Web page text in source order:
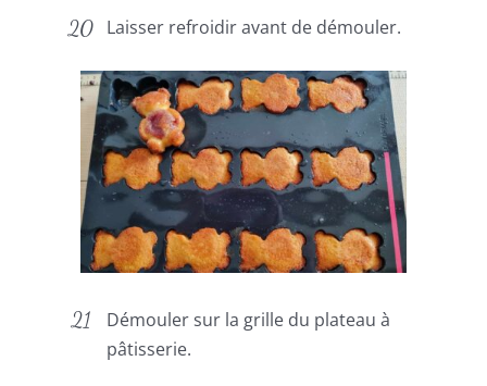
Laisser refroidir avant de démouler.
Démouler sur la grille du plateau à
pâtisserie.